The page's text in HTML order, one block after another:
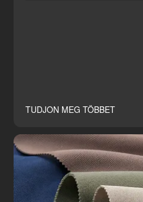
TUDJON MEG TÖBBET